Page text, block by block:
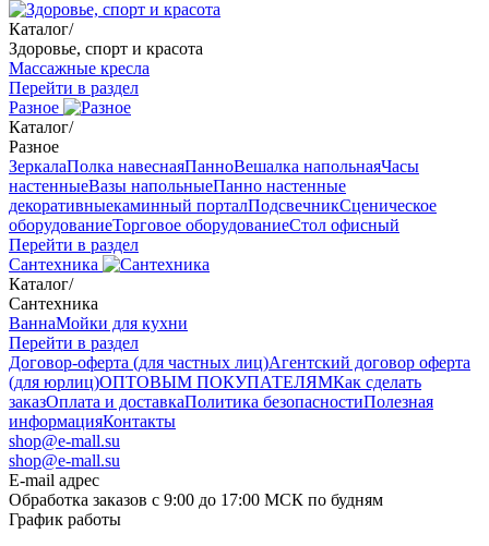
Каталог/
Здоровье, спорт и красота
Массажные кресла
Перейти в раздел
Разное
Каталог/
Разное
ЗеркалаПолка навеснаяПанноВешалка напольнаяЧасы
настенныеВазы напольныеПанно настенные
декоративныекаминный порталПодсвечникСценическое
оборудованиеТорговое оборудованиеСтол офисный
Перейти в раздел
Сантехника
Каталог/
Сантехника
ВаннаМойки для кухни
Перейти в раздел
Договор-оферта (для частных лиц)Агентский договор оферта
(для юрлиц)ОПТОВЫМ ПОКУПАТЕЛЯМКак сделать
заказОплата и доставкаПолитика безопасностиПолезная
информацияКонтакты
shop@e-mall.su
shop@e-mall.su
E-mail адрес
Обработка заказов с 9:00 до 17:00 МСК по будням
График работы